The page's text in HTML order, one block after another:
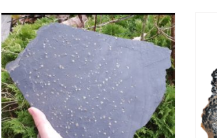
AJOUTER AU PANIER